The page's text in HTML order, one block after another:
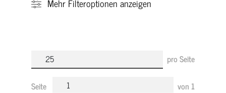
pro Seite
Seite von 1